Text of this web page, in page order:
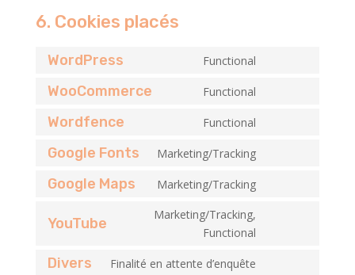
6. Cookies placés
WordPress Functional
WooCommerce Functional
Wordfence Functional
Google Fonts Marketing/Tracking
Google Maps Marketing/Tracking
YouTube
Marketing/Tracking,
Functional
Divers Finalité en attente d’enquête